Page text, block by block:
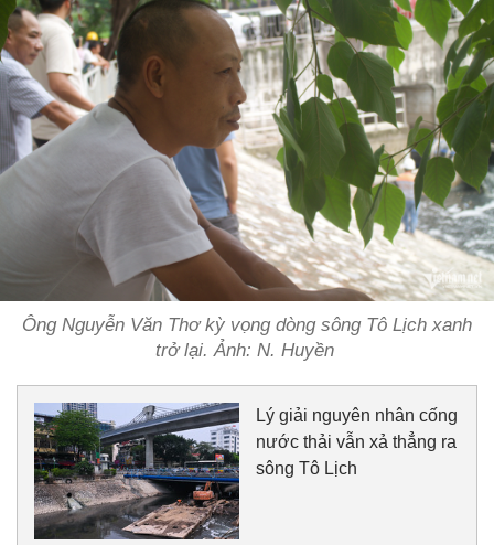
Ông Nguyễn Văn Thơ kỳ vọng dòng sông Tô Lịch xanh
trở lại. Ảnh: N. Huyền
Lý giải nguyên nhân cống
nước thải vẫn xả thẳng ra
sông Tô Lịch